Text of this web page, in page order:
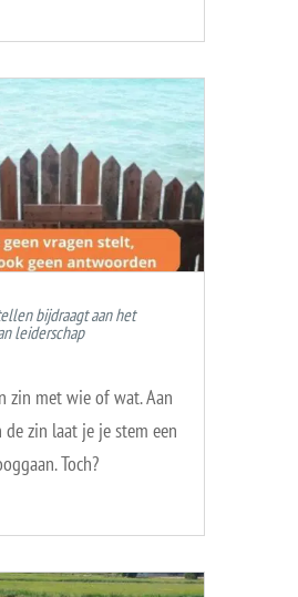
bijdraagt aan het
leiderschap
zin met wie of wat. Aan
zin laat je je stem een
Toch?